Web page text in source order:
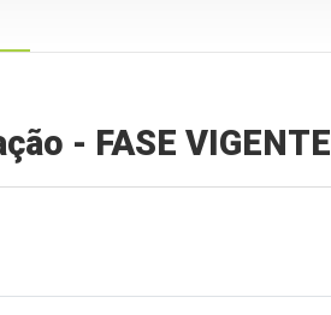
- FASE VIGENTE